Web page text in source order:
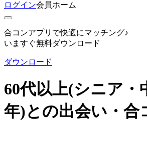
ログイン会員ホーム
合コンアプリで快適にマッチング♪
いますぐ無料ダウンロード
ダウンロード
60代以上(シニア・
年)との出会い・合